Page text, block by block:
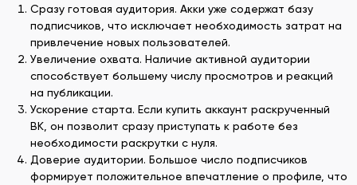
Сразу готовая аудитория. Акки уже содержат базу
подписчиков, что исключает необходимость затрат на
привлечение новых пользователей.
Увеличение охвата. Наличие активной аудитории
способствует большему числу просмотров и реакций
на публикации.
Ускорение старта. Если купить аккаунт раскрученный
ВК, он позволит сразу приступать к работе без
необходимости раскрутки с нуля.
Доверие аудитории. Большое число подписчиков
формирует положительное впечатление о профиле, что